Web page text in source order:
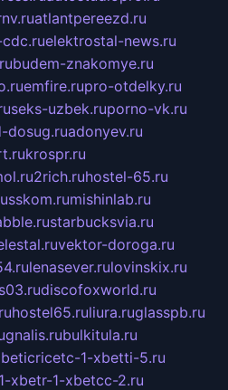
atlantpereezd.ru
elektrostal-news.ru
budem-znakomye.ru
emfire.rupro-otdelky.ru
seks-uzbek.ruporno-vk.ru
dosug.ruadonyev.ru
krospr.ru
2rich.ruhostel-65.ru
mishinlab.ru
starbucksvia.ru
vektor-doroga.ru
lenasever.rulovinskix.ru
discofoxworld.ru
hostel65.ruliura.ruglasspb.ru
gnalis.rubulkitula.ru
1-xbetti-5.ru
xbetr-1-xbetcc-2.ru